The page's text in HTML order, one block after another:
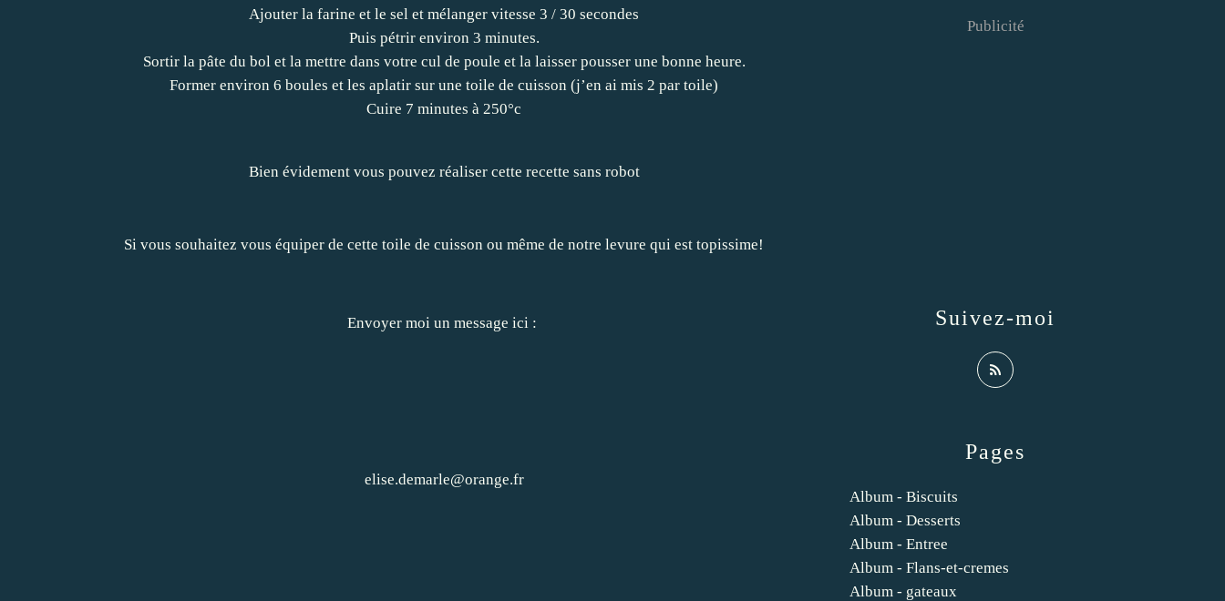
Ajouter la farine et le sel et mélanger vitesse 3 / 30 secondes
Puis pétrir environ 3 minutes.
Sortir la pâte du bol et la mettre dans votre cul de poule et la laisser pousser une bonne heure.
Former environ 6 boules et les aplatir sur une toile de cuisson (j’en ai mis 2 par toile)
Cuire 7 minutes à 250°c
Bien évidement vous pouvez réaliser cette recette sans robot
Si vous souhaitez vous équiper de cette toile de cuisson ou même de notre levure qui est topissime!
Envoyer moi un message ici :
elise.demarle@orange.fr
Pages
Album - Biscuits
Album - Desserts
Album - Entree
Album - Flans-et-cremes
Album - gateaux
Suivez-moi
Publicité